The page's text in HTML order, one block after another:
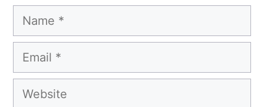
Name
Email
Website